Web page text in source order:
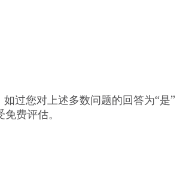
过您对上述多数问题的回答为“是
费评估。